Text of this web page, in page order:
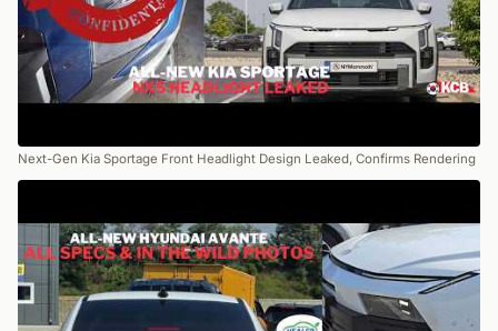
Next-Gen Kia Sportage Front Headlight Design Leaked, Confirms Rendering